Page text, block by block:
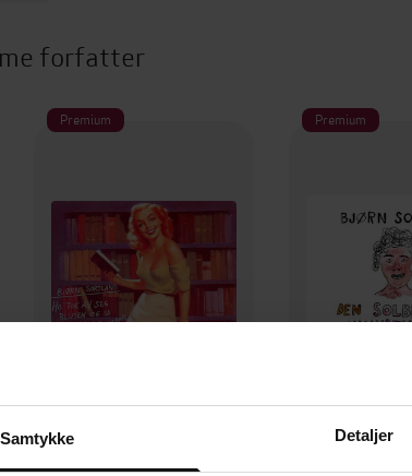
Samtykke Detaljer
forfatter
Premium Premium
149,-